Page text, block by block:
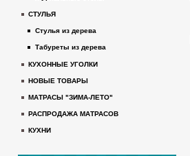
СТУЛЬЯ
Стулья из дерева
Табуреты из дерева
КУХОННЫЕ УГОЛКИ
НОВЫЕ ТОВАРЫ
МАТРАСЫ "ЗИМА-ЛЕТО"
РАСПРОДАЖА МАТРАСОВ
КУХНИ